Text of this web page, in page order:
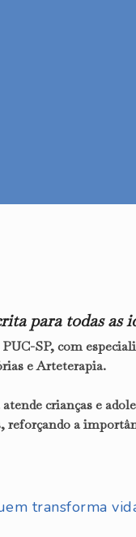
para todas as
SP, com
e Arteterapia.
crianças e
reforçando a
transforma